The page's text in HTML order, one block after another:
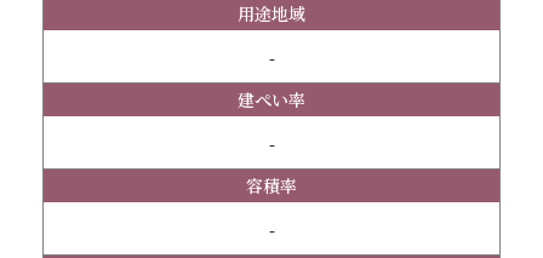
用途地域
-
建ぺい率
-
容積率
-